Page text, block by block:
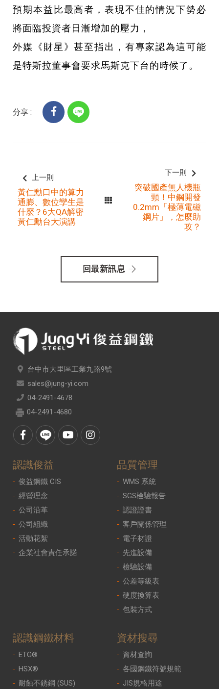
預期本益比最高者，表現不佳的情況下勢必
將面臨投資者日漸增加的壓力，
外媒《財星》甚至指出，有專家認為這可能
是特斯拉董事會要求馬斯克下台的時候了。
分享 :
上一則
黃仁勳口中的算力
通膨、數位孿生是
什麼？6大QA解密
黃仁勳台大演講
下一則
突破國產無人機瓶
頸！中鋼開發
0.2mm「極薄電磁
鋼片」，怎麼助
攻？
回最新訊息
台中市大里區工業九路9號
sales@jung-yi.com
04-2491-4678
04-2491-4680
認識俊益
俊益鋼鐵 CIS
經營理念
公司沿革
公司組織
活動花絮
企業社會責任承諾
品質管理
WMS 系統
SGS檢驗報告
認證證書
客戶關係管理
電子材證
先進設備
檢驗設備
公差等級表
硬度換算表
包裝方式
認識鋼鐵材料
ETG®
HSX®
耐蝕不銹鋼 (SUS)
資材搜尋
資材查詢
各國鋼鐵符號規範
JIS規格用途